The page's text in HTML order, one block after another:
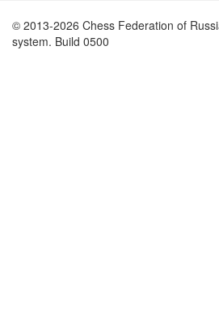
© 2013-2026 Chess Federation of
system. Build 0500